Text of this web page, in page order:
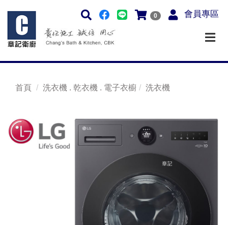
0 會員專區
首頁 洗衣機 . 乾衣機 . 電子衣櫥 洗衣機